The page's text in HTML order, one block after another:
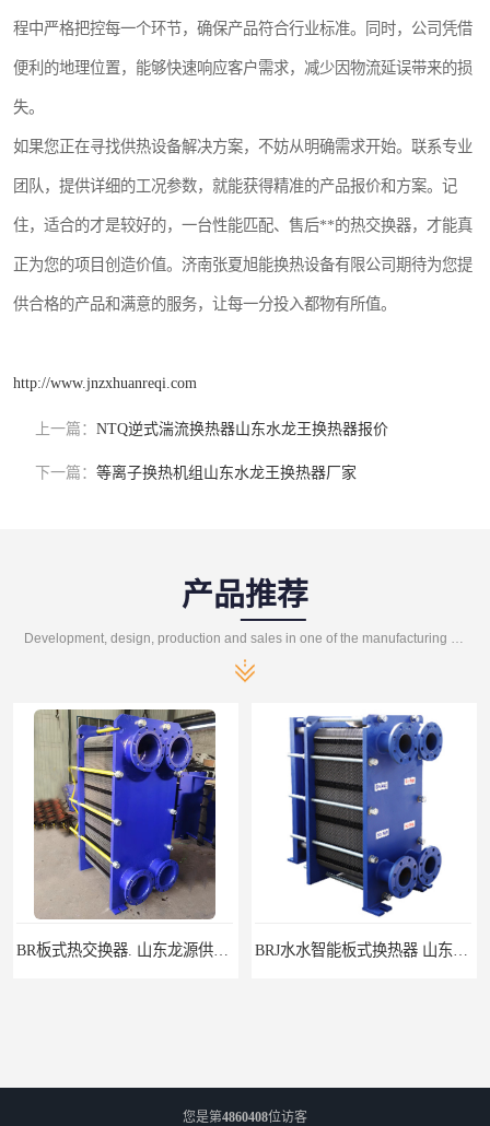
程中严格把控每一个环节，确保产品符合行业标准。同时，公司凭借
便利的地理位置，能够快速响应客户需求，减少因物流延误带来的损
失。
如果您正在寻找供热设备解决方案，不妨从明确需求开始。联系专业
团队，提供详细的工况参数，就能获得精准的产品报价和方案。记
住，适合的才是较好的，一台性能匹配、售后**的热交换器，才能真
正为您的项目创造价值。济南张夏旭能换热设备有限公司期待为您提
供合格的产品和满意的服务，让每一分投入都物有所值。
http://www.jnzxhuanreqi.com
上一篇： NTQ逆式湍流换热器山东水龙王换热器报价
下一篇： 等离子换热机组山东水龙王换热器厂家
产品推荐
Development, design, production and sales in one of the manufacturing enterprises
BR板式热交换器. 山东龙源供热设备 BRJ水水智能板式换热器 山东陆丰容器设备
您是第4860408位访客